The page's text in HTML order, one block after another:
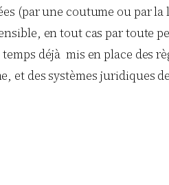
(par une coutume ou par la
en tout cas par toute
déjà mis en place des
et des systèmes juridiques